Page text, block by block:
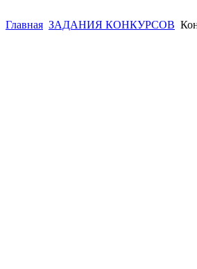
Главная ЗАДАНИЯ КОНКУРСОВ